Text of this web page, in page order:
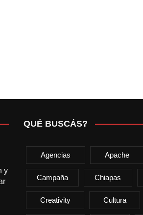
y
QUÉ BUSCÁS?
Agencias Apache
Campaña Chiapas
Creativity Cultura